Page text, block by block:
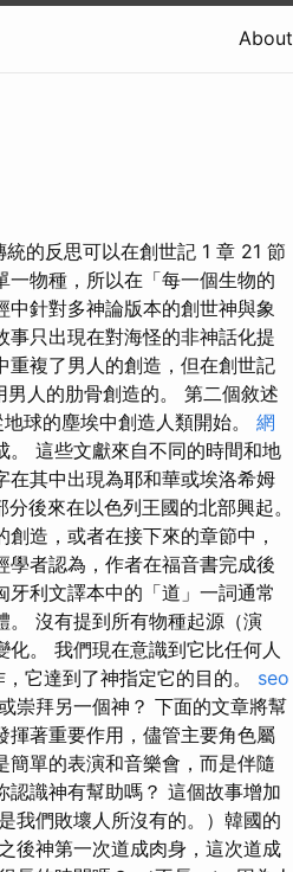
About
的反思可以在創世記 1 章 21 節
物種，所以在「每一個生物的
針對多神論版本的創世神與象
只出現在對海怪的非神話化提
重複了男人的創造，但在創世記
人的肋骨創造的。 第二個敘述
球的塵埃中創造人類開始。 網
。 這些文獻來自不同的時間和地
在其中出現為耶和華或埃洛希姆
後來在以色列王國的北部興起。
造，或者在接下來的章節中，
者認為，作者在福音書完成後
利文譯本中的「道」一詞通常
沒有提到所有物種起源（演
。 我們現在意識到它比任何人
它達到了神指定它的目的。 seo
崇拜另一個神？ 下面的文章將幫
揮著重要作用，儘管主要角色屬
單的表演和音樂會，而是伴隨
識神有幫助嗎？ 這個故事增加
我們敗壞人所沒有的。）韓國的
後神第一次道成肉身，這次道成